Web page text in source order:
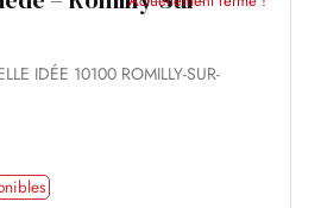
IDÉE 10100 ROMILLY-SUR-